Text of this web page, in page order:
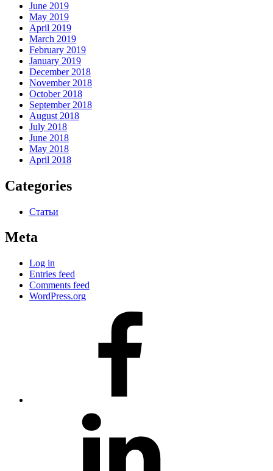
June 2019
May 2019
April 2019
March 2019
February 2019
January 2019
December 2018
November 2018
October 2018
September 2018
August 2018
July 2018
June 2018
May 2018
April 2018
Categories
Статьи
Meta
Log in
Entries feed
Comments feed
WordPress.org